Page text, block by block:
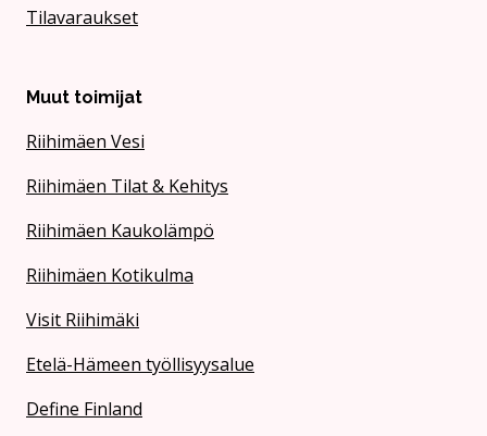
Tilavaraukset
Muut toimijat
Riihimäen Vesi
Riihimäen Tilat & Kehitys
Riihimäen Kaukolämpö
Riihimäen Kotikulma
Visit Riihimäki
Etelä-Hämeen työllisyysalue
Define Finland